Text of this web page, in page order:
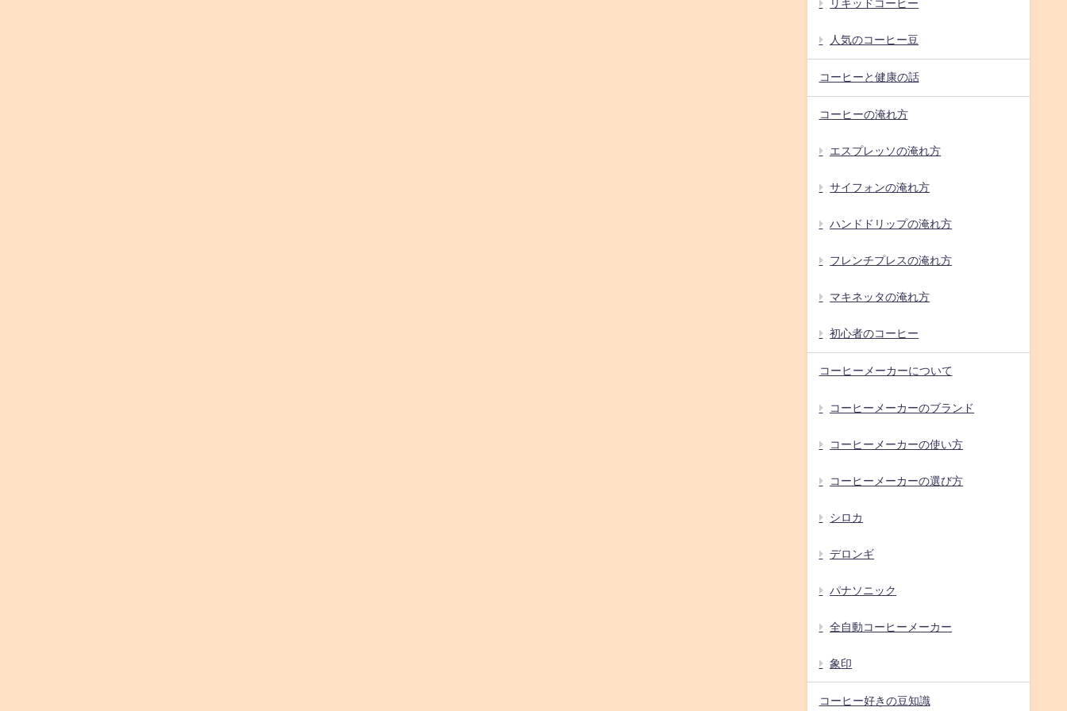
リキッドコーヒー
人気のコーヒー豆
コーヒーと健康の話
コーヒーの淹れ方
エスプレッソの淹れ方
サイフォンの淹れ方
ハンドドリップの淹れ方
フレンチプレスの淹れ方
マキネッタの淹れ方
初心者のコーヒー
コーヒーメーカーについて
コーヒーメーカーのブランド
コーヒーメーカーの使い方
コーヒーメーカーの選び方
シロカ
デロンギ
パナソニック
全自動コーヒーメーカー
象印
コーヒー好きの豆知識